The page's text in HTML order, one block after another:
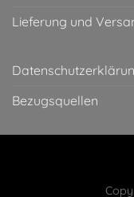
Lieferung und
Bezugsquellen